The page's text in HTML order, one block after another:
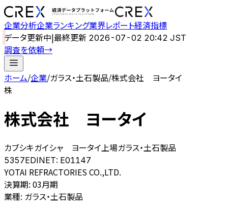
企業分析企業ランキング業界レポート経済指標
データ更新中|最終更新 2026-07-02 20:42 JST
調査を依頼→
ホーム/企業/ガラス・土石製品/株式会社 ヨータイ
株
株式会社 ヨータイ
カブシキガイシャ ヨータイ 上場ガラス・土石製品
5357EDINET: E01147
YOTAI REFRACTORIES CO.,LTD.
決算期: 03月期
業種: ガラス・土石製品